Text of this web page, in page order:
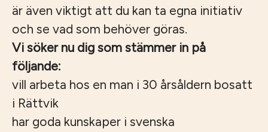
är även viktigt att du kan ta egna initiativ
och se vad som behöver göras.
Vi söker nu dig som stämmer in på
följande:
vill arbeta hos en man i 30 årsåldern bosatt
i Rättvik
har goda kunskaper i svenska